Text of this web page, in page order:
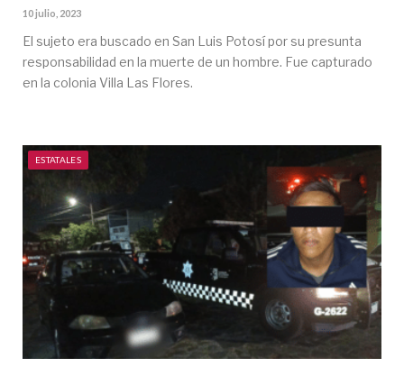
10 julio, 2023
El sujeto era buscado en San Luis Potosí por su presunta
responsabilidad en la muerte de un hombre. Fue capturado
en la colonia Villa Las Flores.
ESTATALES